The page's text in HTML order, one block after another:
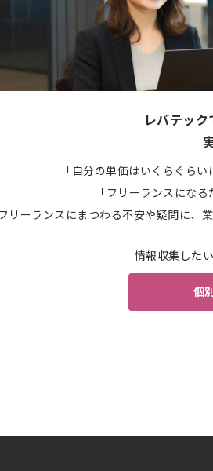
レバテッ
「自分の単価はいくらぐら
「フリーランスにな
フリーランスにまつわる不安や疑問に、
情報収集した
個